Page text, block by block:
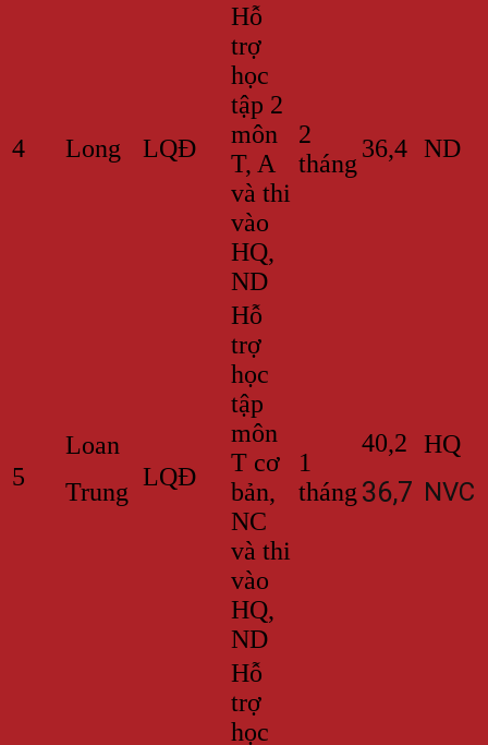
4 Long LQĐ
Hỗ
trợ
học
tập 2
môn
T, A
và thi
vào
HQ,
ND
2
tháng
36,4 ND
5
Loan
Trung
LQĐ
Hỗ
trợ
học
tập
môn
T cơ
bản,
NC
và thi
vào
HQ,
ND
1
tháng
40,2
36,7
HQ
NVC
Hỗ
trợ
học